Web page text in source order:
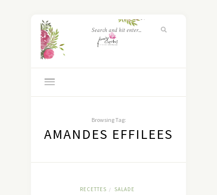
Browsing Tag:
AMANDES EFFILEES
RECETTES / SALADE